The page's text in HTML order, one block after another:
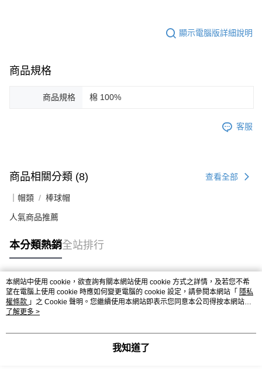
顯示電腦版詳細說明
商品規格
商品規格 棉 100%
客服
商品相關分類 (8) 查看全部
｜帽類 棒球帽
人氣商品推薦
本分類熱銷全站排行
熱門標籤
本網站中使用 cookie，欲查詢有關本網站使用 cookie 方式之詳情，及若您不希
望在電腦上使用 cookie 時應如何變更電腦的 cookie 設定，請參閱本網站「 隱私
權條款 」之 Cookie 聲明。您繼續使用本網站即表示您同意本公司得按本網站使
用條款之 Cookie 聲明使用 cookie。
了解更多 >
我知道了